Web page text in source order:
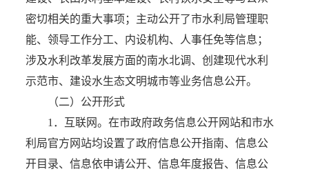
密切相关的重大事项；主动公开了市水利局管理职
能、领导工作分工、内设机构、人事任免等信息；
涉及水利改革发展方面的南水北调、创建现代水利
示范市、建设水生态文明城市等业务信息公开。
（二）公开形式
1．互联网。在市政府政务信息公开网站和市水
利局官方网站均设置了政府信息公开指南、信息公
开目录、信息依申请公开、信息年度报告、信息公